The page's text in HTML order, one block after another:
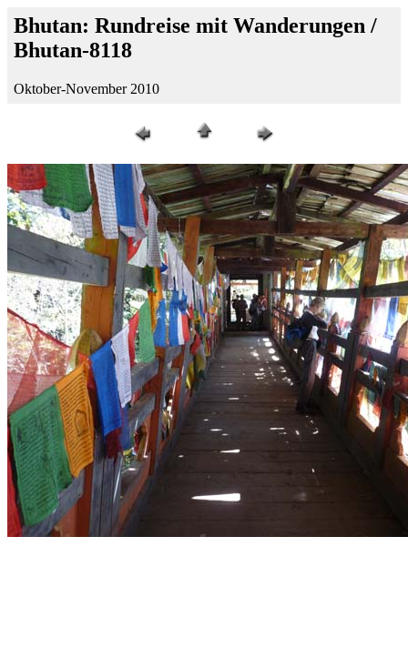
Bhutan: Rundreise mit Wanderungen /
Bhutan-8118
Oktober-November 2010